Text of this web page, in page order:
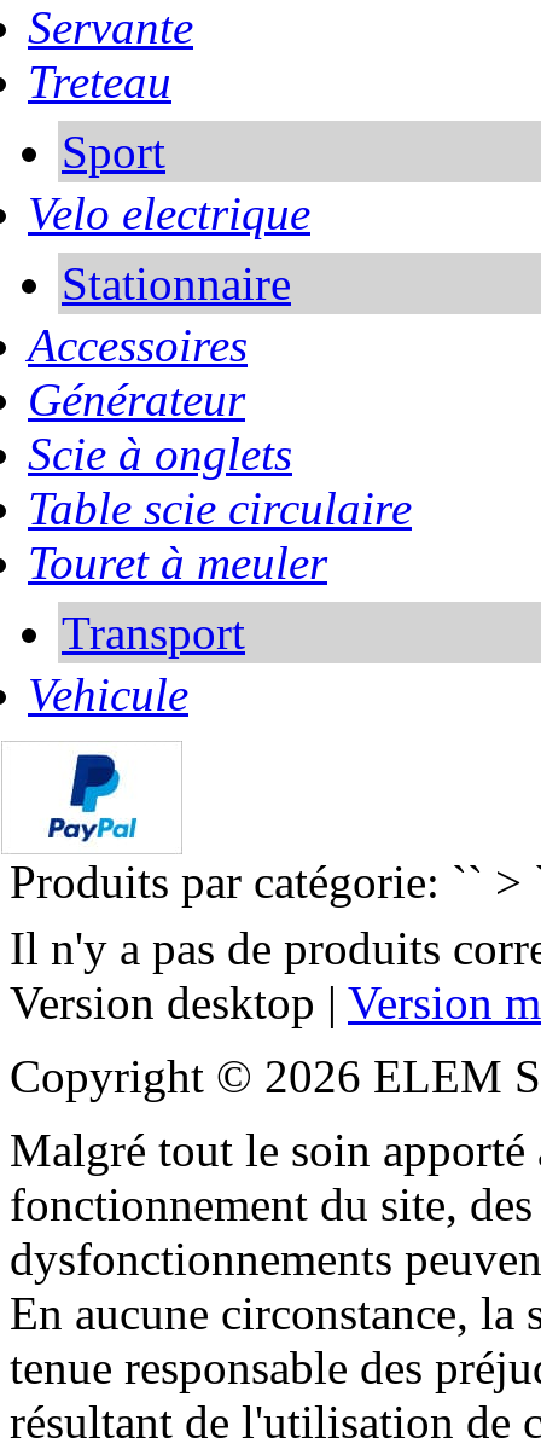
Servante
Treteau
Sport
Velo electrique
Stationnaire
Accessoires
Générateur
Scie à onglets
Table scie circulaire
Touret à meuler
Transport
Vehicule
Produits par catégorie: `` >
Il n'y a pas de produits
Version desktop | Version
Copyright © 2026 ELEM
Malgré tout le soin apporté
fonctionnement du site,
dysfonctionnements
En aucune circonstance, la
tenue responsable des
résultant de l'utilisation de